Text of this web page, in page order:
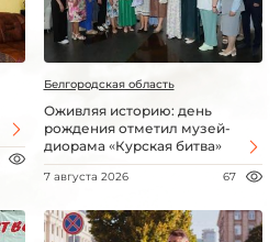
Белгородская область
Оживляя историю: день
рождения отметил музей-
диорама «Курская битва»
7 августа 2026 67